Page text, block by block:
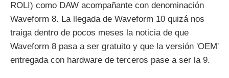
ROLI) como DAW acompañante con denominación
Waveform 8. La llegada de Waveform 10 quizá nos
traiga dentro de pocos meses la noticia de que
Waveform 8 pasa a ser gratuito y que la versión 'OEM'
entregada con hardware de terceros pase a ser la 9.